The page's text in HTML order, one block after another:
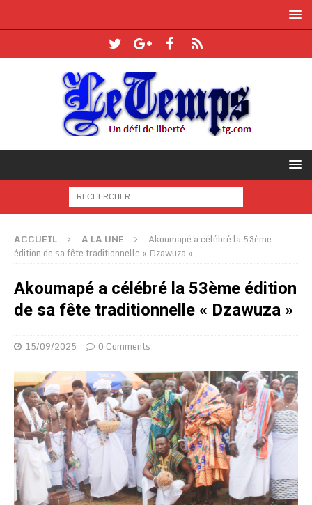
ACCUEIL A LA UNE
Akoumapé a célébré la 53ème
édition de sa fête traditionnelle « Dzawuza »
Akoumapé a célébré la 53ème édition
de sa fête traditionnelle « Dzawuza »
15/09/2025 0 Comments